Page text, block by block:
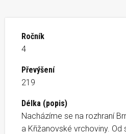
Ročník
4
Převýšení
219
Délka (popis)
Nacházíme se na rozhraní
a Křižanovské vrchoviny.